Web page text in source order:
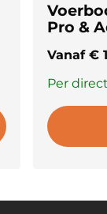
Pro &
Vanaf €
Per